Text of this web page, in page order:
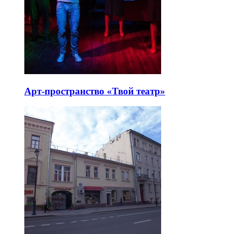
Арт-пространство «Твой театр»